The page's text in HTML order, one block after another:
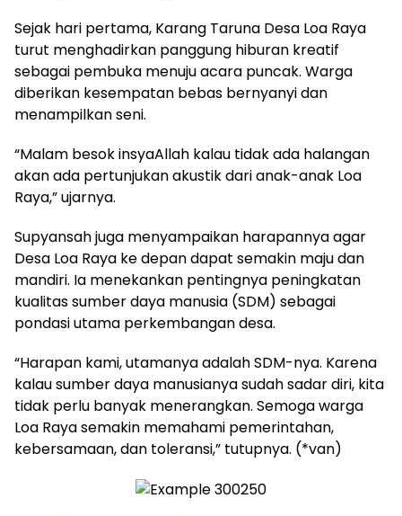
Sejak hari pertama, Karang Taruna Desa Loa Raya
turut menghadirkan panggung hiburan kreatif
sebagai pembuka menuju acara puncak. Warga
diberikan kesempatan bebas bernyanyi dan
menampilkan seni.
“Malam besok insyaAllah kalau tidak ada halangan
akan ada pertunjukan akustik dari anak-anak Loa
Raya,” ujarnya.
Supyansah juga menyampaikan harapannya agar
Desa Loa Raya ke depan dapat semakin maju dan
mandiri. Ia menekankan pentingnya peningkatan
kualitas sumber daya manusia (SDM) sebagai
pondasi utama perkembangan desa.
“Harapan kami, utamanya adalah SDM-nya. Karena
kalau sumber daya manusianya sudah sadar diri, kita
tidak perlu banyak menerangkan. Semoga warga
Loa Raya semakin memahami pemerintahan,
kebersamaan, dan toleransi,” tutupnya. (*van)